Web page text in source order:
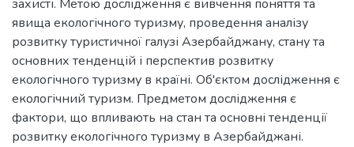
захисті. Метою дослідження є вивчення поняття та
явища екологічного туризму, проведення аналізу
розвитку туристичної галузі Азербайджану, стану та
основних тенденцій і перспектив розвитку
екологічного туризму в країні. Об'єктом дослідження є
екологічний туризм. Предметом дослідження є
фактори, що впливають на стан та основні тенденції
розвитку екологічного туризму в Азербайджані.